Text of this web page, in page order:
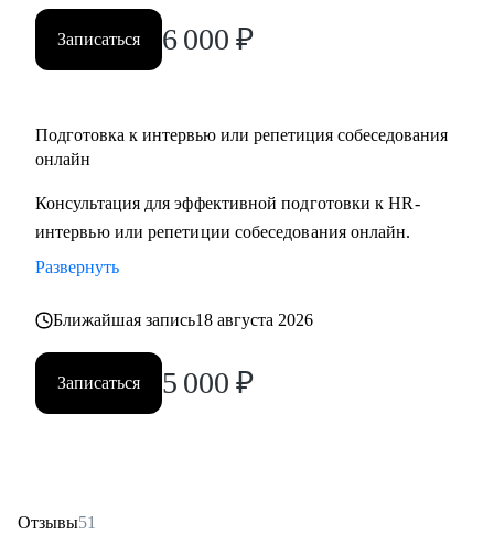
вами.
Записаться
6 000 ₽
Подготовка к интервью или репетиция собеседования
онлайн
Консультация для эффективной подготовки к HR-
интервью или репетиции собеседования онлайн.
Развернуть
Ближайшая запись18 августа 2026
Записаться 5 000 ₽
Отзывы51